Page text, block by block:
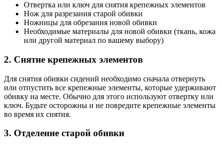
Отвертка или ключ для снятия крепежных элементов
Нож для разрезания старой обивки
Ножницы для обрезания новой обивки
Необходимые материалы для новой обивки (ткань, кожа
или другой материал по вашему выбору)
2. Снятие крепежных элементов
Для снятия обивки сидений необходимо сначала отвернуть
или отпустить все крепежные элементы, которые удерживают
обивку на месте. Обычно для этого используют отвертку или
ключ. Будьте осторожны и не повредите крепежные элементы
во время их снятия.
3. Отделение старой обивки